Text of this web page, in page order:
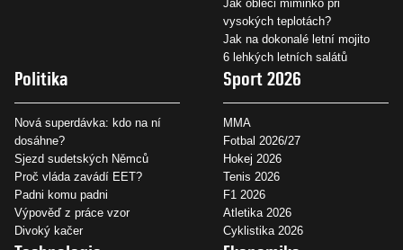
Jak obléci miminko při
vysokých teplotách?
Jak na dokonalé letní mojito
6 lehkých letních salátů
Politika
Nová superdávka: kdo na ní
dosáhne?
Sjezd sudetských Němců
Proč vláda zavádí EET?
Padni komu padni
Výpověď z práce vzor
Divoký kačer
Sport 2026
MMA
Fotbal 2026/27
Hokej 2026
Tenis 2026
F1 2026
Atletika 2026
Cyklistika 2026